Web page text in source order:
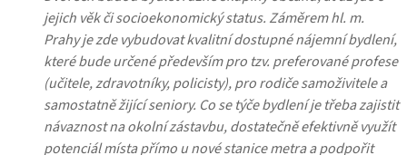
jejich věk či socioekonomický status. Záměrem hl. m.
Prahy je zde vybudovat kvalitní dostupné nájemní bydlení,
které bude určené především pro tzv. preferované profese
(učitele, zdravotníky, policisty), pro rodiče samoživitele a
samostatně žijící seniory. Co se týče bydlení je třeba zajistit
návaznost na okolní zástavbu, dostatečně efektivně využít
potenciál místa přímo u nové stanice metra a podpořit